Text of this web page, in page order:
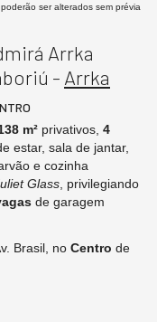
ser alterados sem prévia
Arrka
- Arrka
m² privativos, 4
estar, sala de jantar,
e cozinha
Glass, privilegiando
de garagem
Brasil, no Centro de